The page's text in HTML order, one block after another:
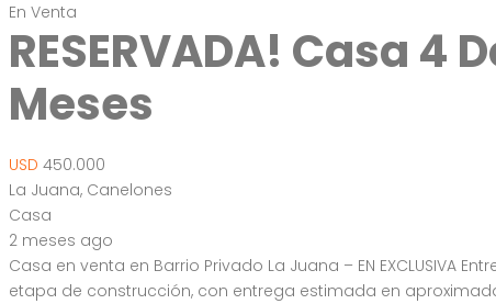
En Venta
RESERVADA! Casa 4
Meses
USD 450.000
La Juana, Canelones
Casa
2 meses ago
Casa en venta en Barrio Privado La Juana – EN
etapa de construcción, con entrega estimada en